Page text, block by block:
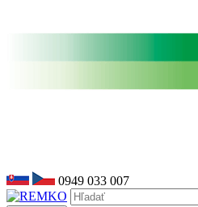
0949 033 007